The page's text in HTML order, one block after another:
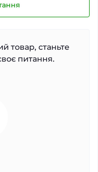
товар, станьте
питання.